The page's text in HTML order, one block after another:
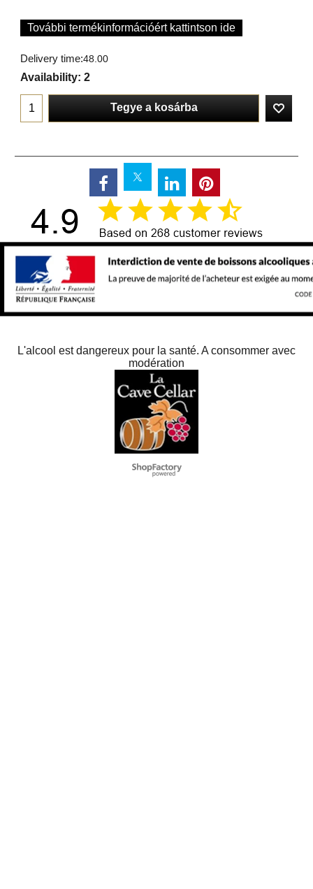
További termékinformációért kattintson ide
Delivery time:48.00
Availability: 2
Tegye a kosárba
L'alcool est dangereux pour la santé. A consommer avec
modération
To create online store
ShopFactory eCommerce